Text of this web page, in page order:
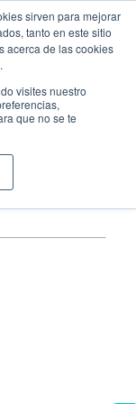
sirven para mejorar
tanto en este sitio
acerca de las cookies
visites nuestro
que no se te